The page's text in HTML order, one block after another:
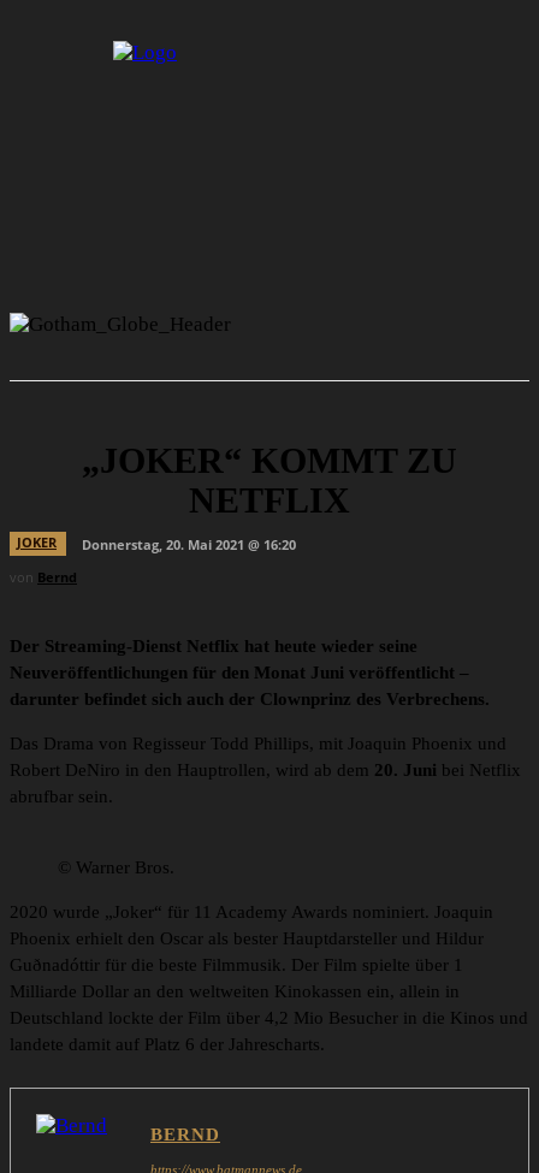
„JOKER“ KOMMT ZU
NETFLIX
JOKER
Donnerstag, 20. Mai 2021 @ 16:20
von Bernd
Der Streaming-Dienst Netflix hat heute wieder seine
Neuveröffentlichungen für den Monat Juni veröffentlicht –
darunter befindet sich auch der Clownprinz des Verbrechens.
Das Drama von Regisseur Todd Phillips, mit Joaquin Phoenix und
Robert DeNiro in den Hauptrollen, wird ab dem 20. Juni bei Netflix
abrufbar sein.
© Warner Bros.
2020 wurde „Joker“ für 11 Academy Awards nominiert. Joaquin
Phoenix erhielt den Oscar als bester Hauptdarsteller und Hildur
Guðnadóttir für die beste Filmmusik. Der Film spielte über 1
Milliarde Dollar an den weltweiten Kinokassen ein, allein in
Deutschland lockte der Film über 4,2 Mio Besucher in die Kinos und
landete damit auf Platz 6 der Jahrescharts.
BERND
https://www.batmannews.de